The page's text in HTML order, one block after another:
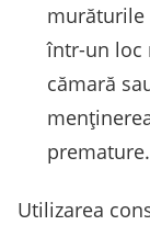
murăturile
într-un loc
cămară
premature.
Utilizarea